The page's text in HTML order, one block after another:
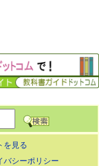
を見る
バシーポリシー